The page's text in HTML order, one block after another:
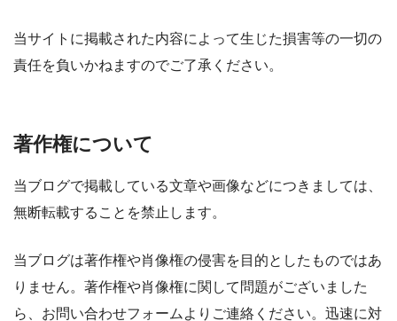
当サイトに掲載された内容によって生じた損害等の一切の
責任を負いかねますのでご了承ください。
著作権について
当ブログで掲載している文章や画像などにつきましては、
無断転載することを禁止します。
当ブログは著作権や肖像権の侵害を目的としたものではあ
りません。著作権や肖像権に関して問題がございました
ら、お問い合わせフォームよりご連絡ください。迅速に対